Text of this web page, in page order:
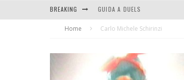
BREAKING GUIDA A DUELS
CONTRIBUTORS
Home Carlo Michele Schirinzi